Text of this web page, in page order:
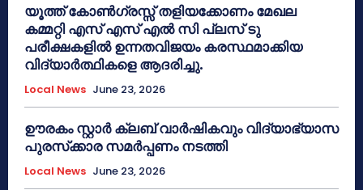
യൂത്ത് കോൺഗ്രസ്സ് തളിയക്കോണം മേഖല
കമ്മറ്റി എസ് എസ് എൽ സി പ്ലസ് ടു
പരീക്ഷകളിൽ ഉന്നതവിജയം കരസ്ഥമാക്കിയ
വിദ്യാർത്ഥികളെ ആദരിച്ചു.
Local News June 23, 2026
ഊരകം സ്റ്റാർ ക്ലബ് വാർഷികവും വിദ്യാഭ്യാസ
പുരസ്‌ക്കാര സമർപ്പണം നടത്തി
Local News June 23, 2026